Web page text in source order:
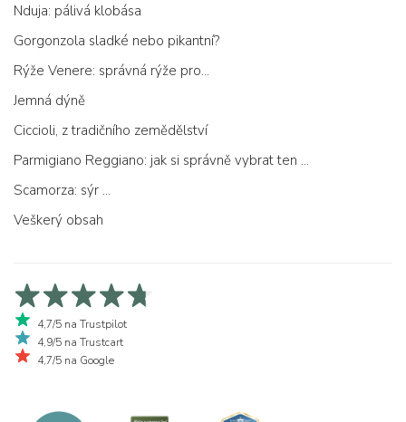
Nduja: pálivá klobása
Gorgonzola sladké nebo pikantní?
Rýže Venere: správná rýže pro...
Jemná dýně
Ciccioli, z tradičního zemědělství
Parmigiano Reggiano: jak si správně vybrat ten pravý
Scamorza: sýr ...
Veškerý obsah
4,7/5 na Trustpilot
4,9/5 na Trustcart
4,7/5 na Google